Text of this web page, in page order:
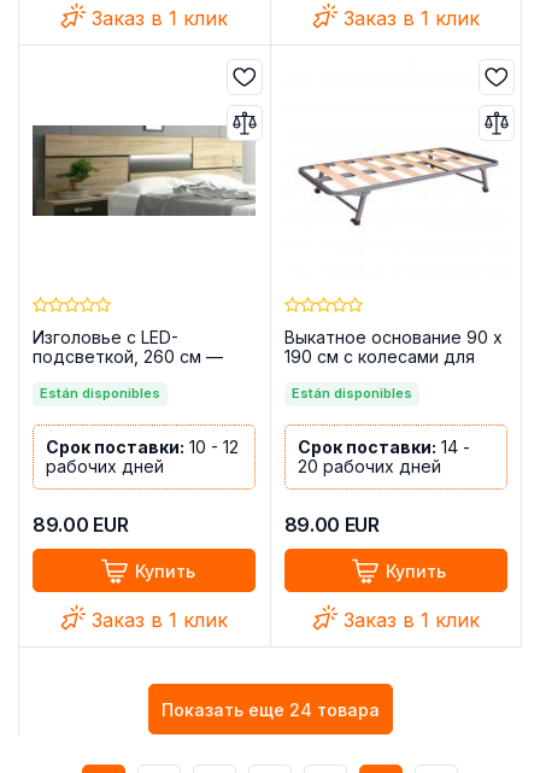
Заказ в 1 клик Заказ в 1 клик
Изголовье с LED-
подсветкой, 260 см —
графит
Están disponibles
Срок поставки: 10 - 12
рабочих дней
89.00 EUR
Купить
Заказ в 1 клик
Выкатное основание 90 x
190 см с колесами для
Laminor, 90 x 190 см
Están disponibles
Срок поставки: 14 -
20 рабочих дней
89.00 EUR
Купить
Заказ в 1 клик
Показать еще 24 товара